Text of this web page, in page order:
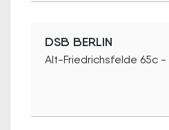
DSB BERLIN
Alt-Friedrichsfelde 65c -